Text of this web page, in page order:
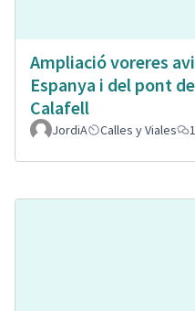
Ampliació voreres
Espanya i del pont
Calafell
JordiA Calles y Viales 1